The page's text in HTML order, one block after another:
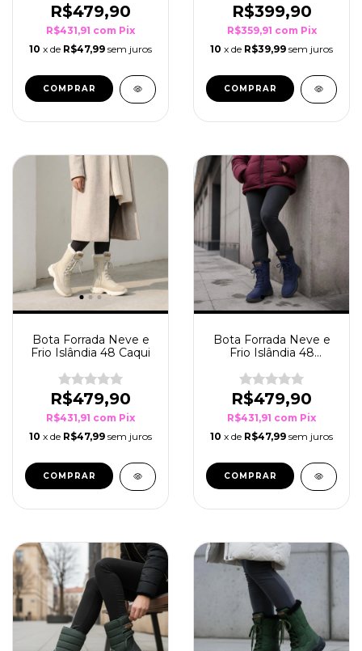
R$479,90
R$431,91 com Pix
10 x de R$47,99 sem juros
COMPRAR
R$399,90
R$359,91 com Pix
10 x de R$39,99 sem juros
COMPRAR
Bota Forrada Neve e
Frio Islândia 48 Caqui
R$479,90
R$431,91 com Pix
10 x de R$47,99 sem juros
COMPRAR
Bota Forrada Neve e
Frio Islândia 48
R$479,90
R$431,91 com Pix
10 x de R$47,99 sem juros
COMPRAR